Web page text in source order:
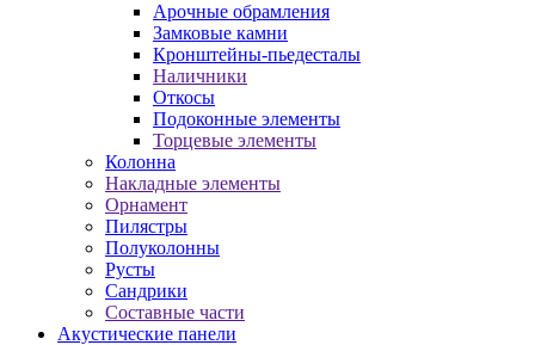
Арочные обрамления
Замковые камни
Кронштейны-пьедесталы
Наличники
Откосы
Подоконные элементы
Торцевые элементы
Колонна
Накладные элементы
Орнамент
Пилястры
Полуколонны
Русты
Сандрики
Составные части
Акустические панели